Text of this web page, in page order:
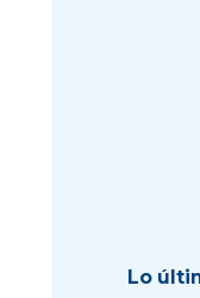
Lo